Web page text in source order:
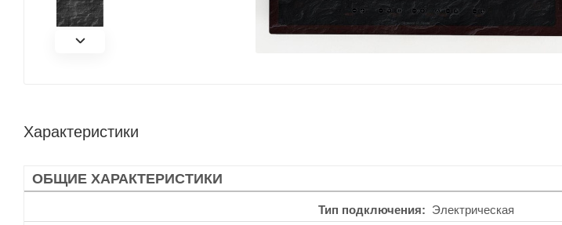
Характеристики
ОБЩИЕ ХАРАКТЕРИСТИКИ
Тип подключения
Электрическая